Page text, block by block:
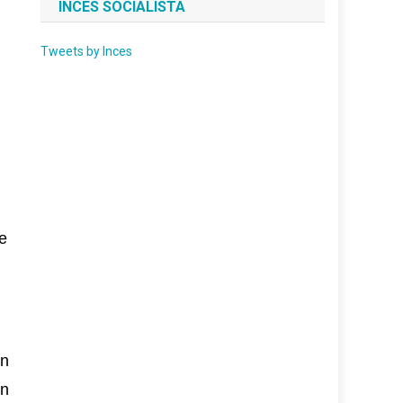
INCES SOCIALISTA
Tweets by Inces